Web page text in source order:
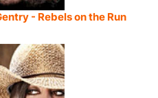
- Rebels on the Run